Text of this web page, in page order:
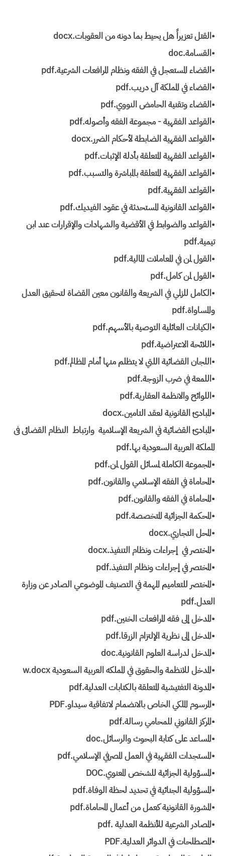
•القتل تعزيراً هل يحيط بما دونه من العقوبات.docx
•القسامة.doc
•القضاء المستعجل في الفقه ونظام المرافعات الشرعية.pdf
•القضاء في المملكة آل دريب.pdf
•القضاء وتقنية الحامض النووي.pdf
•القواعد الفقهية - مجموعة الفقه وأصوله.pdf
•القواعد الفقهية الضابطة لأحكام الضرر.docx
•القواعد الفقهية المتعلقة بأدلة الإثبات.pdf
•القواعد الفقهية المتعلقة بالمباشرة والتسبب.pdf
•القواعد الفقهية.pdf
•القواعد القانونية المستحدثة في عقود الفيديك.pdf
•القواعد والضوابط في الأقضية والشهادات والإقرارات عند ابن
تيمية.pdf
•القول لمن في المعاملات المالية.pdf
•القول لمن كامل.pdf
•الكامل للزلمي في الشريعة والقانون معين القضاة لتحقيق العدل
والمساواة.pdf
•الكيانات العائلية التوصية بالأسهم.pdf
•اللائحة الاعتراضية.pdf
•اللجان القضائية اللتي لا يتظلم منها أمام المظالم.pdf
•اللمعة في ضرب الزوجة.pdf
•اللوائح والانظمة العقارية.pdf
•المبادئ القانونية لعقد التامين.docx
•المبادئ القضائية في الشريعة الإسلامية وارتباط النظام القضائى فى
المملكة العربية السعودية بها.pdf
•المجموعة الكاملة لمسائل القول لمن‏.pdf
•المحاماة في الفقه الإسلامي والقانون.pdf
•المحاماة في الفقه والقانون.pdf
•المحكمة الجزائية المتخصصة.pdf
•المحل التجاري.docx
•المختصر في إجراءات ونظام التنفيذ.docx
•المختصر في إجراءات ونظام التنفيذ.pdf
•المختصر للتعاميم المهمة في التصنيف الموضوعي الصادر عن وزارة
العدل.pdf
•المدخل إلى فقه المرافعات الخنين.pdf
•المدخل إلى نظرية الإلتزام الزرقا.pdf
•المدخل لدراسة العلوم القانونية.doc
•المدخل للانظمة والحقوق في المملكه العربية السعودية w.docx
•المدونة التفتيشية المتعلقة بالكتابات العدلية.pdf
•المرسوم الملكي الخاص بالانضمام لاتفاقية سيداو.PDF
•المركز القانوني للمحامي رسالة.pdf
•المساعد على كتابة البحوث والرسائل.doc
•المستجدات الفقهية في العمل المصرفي الإسلامي.pdf
•المسؤولية الجزائية للشخص المعنوي.DOC
•المسؤولية الجنائية في تحديد لحظة الوفاة.pdf
•المشورة القانونية كعمل من أعمال المحاماة.pdf
•المصادر الشرعية للأنظمة العدلية .pdf
•المصطلحات في الدوائر العدلية.PDF